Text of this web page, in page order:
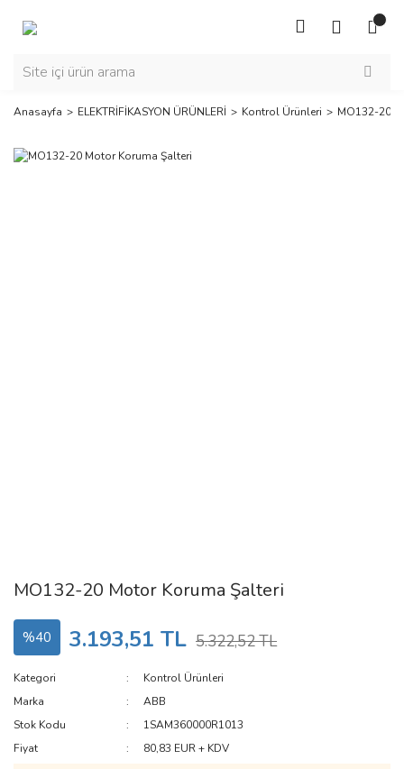
Anasayfa ELEKTRİFİKASYON ÜRÜNLERİ Kontrol Ürünleri MO132-20
MO132-20 Motor Koruma Şalteri
%40 3.193,51 TL 5.322,52 TL
Kategori
Kontrol Ürünleri
Marka
ABB
Stok Kodu
1SAM360000R1013
Fiyat
80,83 EUR + KDV